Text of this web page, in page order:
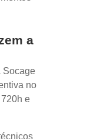
a
Socage
no
e